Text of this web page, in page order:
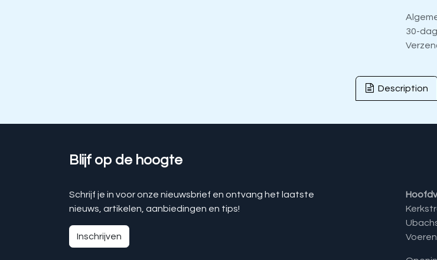
30-
Description
Blijf op de hoogte
Schrijf je in voor onze nieuwsbrief en ontvang het laatste
nieuws, artikelen, aanbiedingen en tips!
Inschrijven